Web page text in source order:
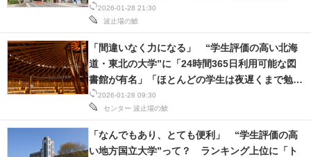
2026-01-28 21:30
波止場の鯱
の声
2026-01-28 09:30
センター 波止場の鯱
「間違いなく力になる」 “学生評価の高い北海
道・東北の大学”に「24時間365日利用可能な図
書館が有名」「ほとんどの学生は夜遅くまで勉
強」の声
「なんでもあり、とても便利」 “学生評価の高
い地方国立大学”って？ ランキング上位に「ト